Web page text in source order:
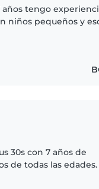
años tengo
niños pequeños y
30s con 7 años de
de todas las edades.